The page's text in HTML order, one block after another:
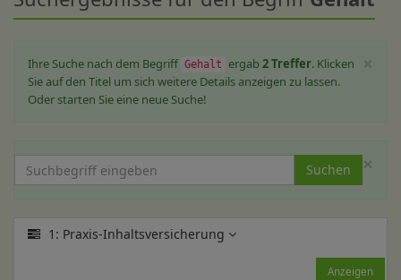
×
Ihre Suche nach dem Begriff Gehalt ergab 2 Treffer. Klicken
Sie auf den Titel um sich weitere Details anzeigen zu lassen.
Oder starten Sie eine neue Suche!
×
Suchen
1: Praxis-Inhaltsversicherung
Anzeigen